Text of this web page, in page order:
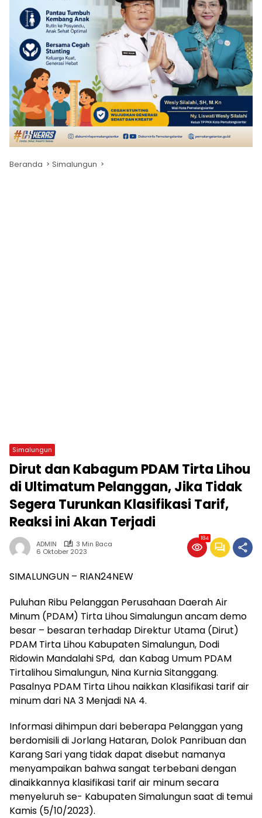
Beranda Simalungun
Simalungun
Dirut dan Kabagum PDAM Tirta Lihou
di Ultimatum Pelanggan, Jika Tidak
Segera Turunkan Klasifikasi Tarif,
Reaksi ini Akan Terjadi
ADMIN
3 Min Baca
6 Oktober 2023
184
SIMALUNGUN – RIAN24NEW
Puluhan Ribu Pelanggan Perusahaan Daerah Air
Minum (PDAM) Tirta Lihou Simalungun ancam demo
besar – besaran terhadap Direktur Utama (Dirut)
PDAM Tirta Lihou Kabupaten Simalungun, Dodi
Ridowin Mandalahi SPd, dan Kabag Umum PDAM
Tirtalihou Simalungun, Nina Kurnia Sitanggang.
Pasalnya PDAM Tirta Lihou naikkan Klasifikasi tarif air
minum dari NA 3 Menjadi NA 4.
Informasi dihimpun dari beberapa Pelanggan yang
berdomisili di Jorlang Hataran, Dolok Panribuan dan
Karang Sari yang tidak dapat disebut namanya
menyampaikan bahwa sangat terbebani dengan
dinaikkannya klasifikasi tarif air minum secara
menyeluruh se- Kabupaten Simalungun saat di temui
Kamis (5/10/2023).